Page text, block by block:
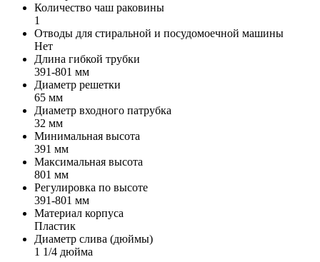
Количество чаш раковины
1
Отводы для стиральной и посудомоечной машины
Нет
Длина гибкой трубки
391-801 мм
Диаметр решетки
65 мм
Диаметр входного патрубка
32 мм
Минимальная высота
391 мм
Максимальная высота
801 мм
Регулировка по высоте
391-801 мм
Материал корпуса
Пластик
Диаметр слива (дюймы)
1 1/4 дюйма